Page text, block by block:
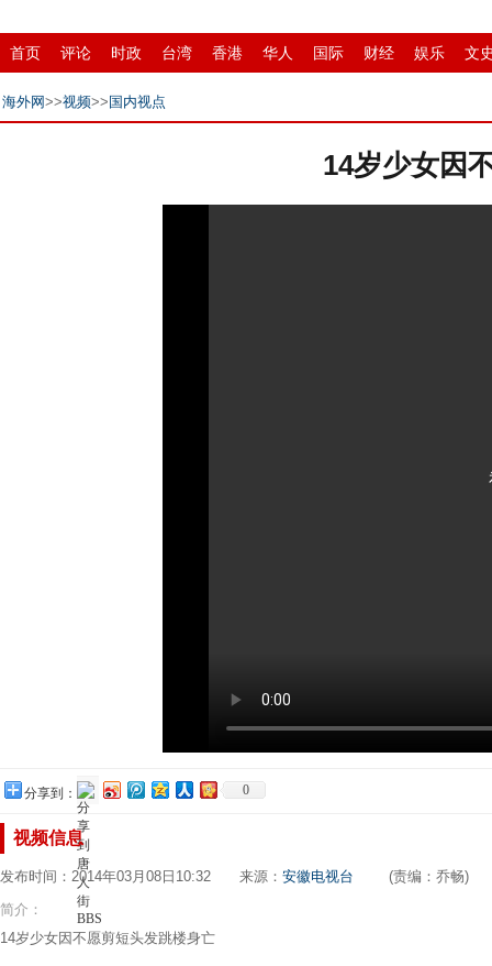
首页 评论 时政 台湾 香港 华人 国际 财经 娱乐 文
县域 环保 创投
海外网>>视频>> 国内视点
14岁少女因
分享到： 0
视频信息
发布时间：2014年03月08日10:32 来源： 安徽电视台 (责编：乔畅)
简介：
14岁少女因不愿剪短头发跳楼身亡